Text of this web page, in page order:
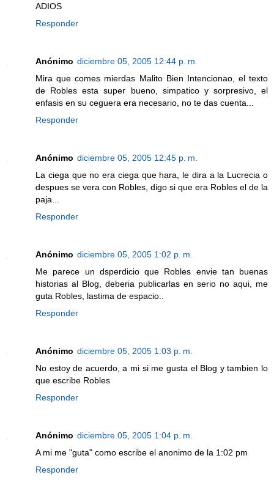
ADIOS
Responder
Anónimo diciembre 05, 2005 12:44 p. m.
Mira que comes mierdas Malito Bien Intencionao, el texto
de Robles esta super bueno, simpatico y sorpresivo, el
enfasis en su ceguera era necesario, no te das cuenta...
Responder
Anónimo diciembre 05, 2005 12:45 p. m.
La ciega que no era ciega que hara, le dira a la Lucrecia o
despues se vera con Robles, digo si que era Robles el de la
paja...
Responder
Anónimo diciembre 05, 2005 1:02 p. m.
Me parece un dsperdicio que Robles envie tan buenas
historias al Blog, deberia publicarlas en serio no aqui, me
guta Robles, lastima de espacio..
Responder
Anónimo diciembre 05, 2005 1:03 p. m.
No estoy de acuerdo, a mi si me gusta el Blog y tambien lo
que escribe Robles
Responder
Anónimo diciembre 05, 2005 1:04 p. m.
A mi me "guta" como escribe el anonimo de la 1:02 pm
Responder